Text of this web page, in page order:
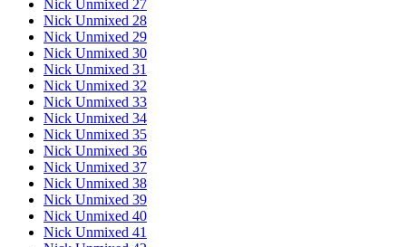
Nick Unmixed 27
Nick Unmixed 28
Nick Unmixed 29
Nick Unmixed 30
Nick Unmixed 31
Nick Unmixed 32
Nick Unmixed 33
Nick Unmixed 34
Nick Unmixed 35
Nick Unmixed 36
Nick Unmixed 37
Nick Unmixed 38
Nick Unmixed 39
Nick Unmixed 40
Nick Unmixed 41